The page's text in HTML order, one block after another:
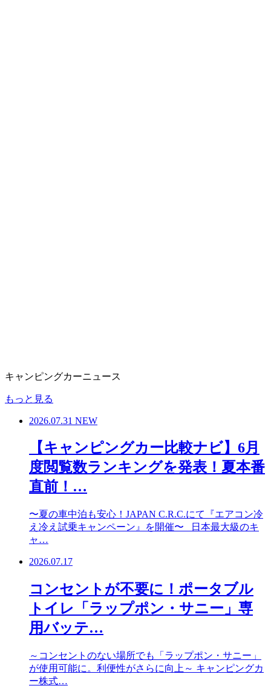
キャンピングカーニュース
もっと見る
2026.07.31 NEW
【キャンピングカー比較ナビ】6月
度閲覧数ランキングを発表！夏本番
直前！…
〜夏の車中泊も安心！JAPAN C.R.C.にて『エアコン冷
え冷え試乗キャンペーン』を開催〜 日本最大級のキ
ャ…
2026.07.17
コンセントが不要に！ポータブル
トイレ「ラップポン・サニー」専
用バッテ…
～コンセントのない場所でも「ラップポン・サニー」
が使用可能に。利便性がさらに向上～ キャンピングカ
ー株式…